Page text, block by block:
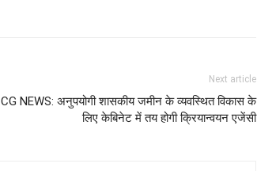
Next article
CG NEWS: अनुपयोगी शासकीय जमीन के व्यवस्थित विकास के
लिए केबिनेट में तय होगी क्रियान्वयन एजेंसी